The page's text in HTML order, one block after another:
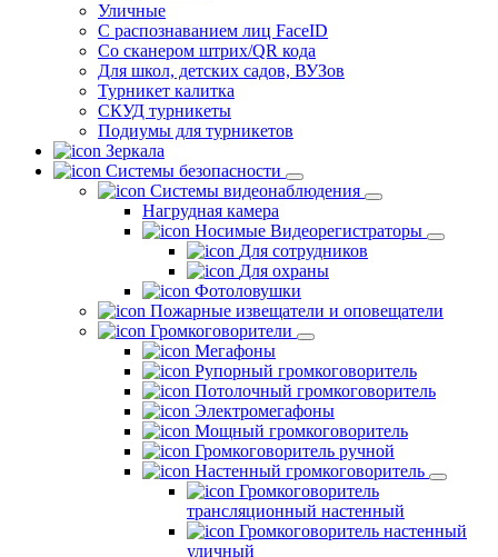
Уличные
С распознаванием лиц FaceID
Со сканером штрих/QR кода
Для школ, детских садов, ВУЗов
Турникет калитка
СКУД турникеты
Подиумы для турникетов
Зеркала
Системы безопасности
Системы видеонаблюдения
Нагрудная камера
Носимые Видеорегистраторы
Для сотрудников
Для охраны
Фотоловушки
Пожарные извещатели и оповещатели
Громкоговорители
Мегафоны
Рупорный громкоговоритель
Потолочный громкоговоритель
Электромегафоны
Мощный громкоговоритель
Громкоговоритель ручной
Настенный громкоговоритель
Громкоговоритель
трансляционный настенный
Громкоговоритель настенный
уличный